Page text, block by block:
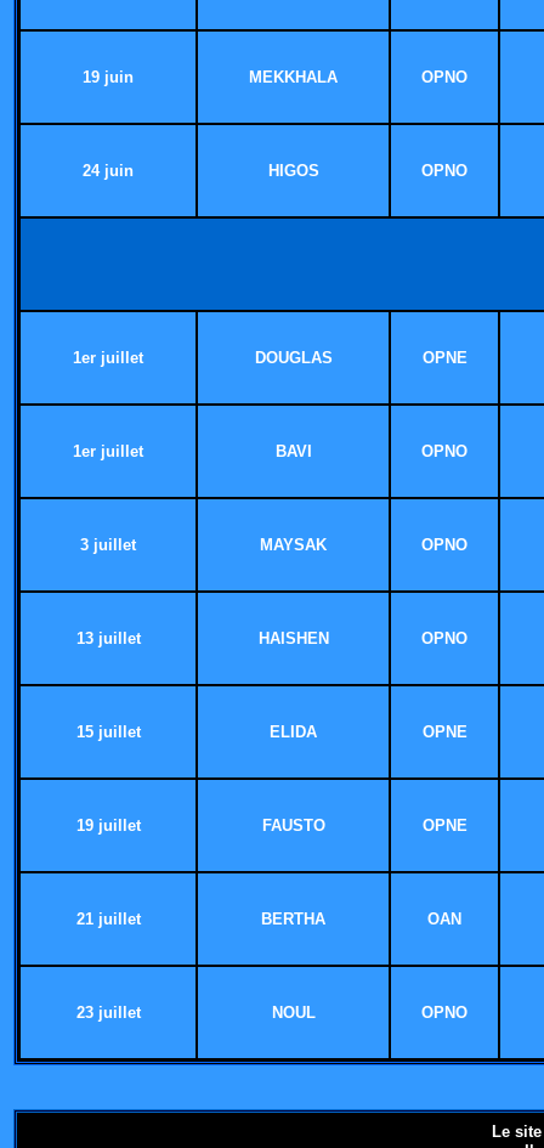
19 juin MEKKHALA OPNO
24 juin HIGOS OPNO
1er juillet DOUGLAS OPNE
1er juillet BAVI OPNO
3 juillet MAYSAK OPNO
13 juillet HAISHEN OPNO
15 juillet ELIDA OPNE
19 juillet FAUSTO OPNE
21 juillet BERTHA OAN
23 juillet NOUL OPNO
Le